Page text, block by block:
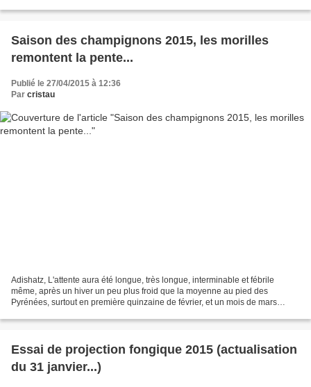
Saison des champignons 2015, les morilles
remontent la pente...
Publié le 27/04/2015 à 12:36
Par cristau
Adishatz, L'attente aura été longue, très longue, interminable et fébrile
même, après un hiver un peu plus froid que la moyenne au pied des
Pyrénées, surtout en première quinzaine de février, et un mois de mars
Essai de projection fongique 2015 (actualisation
du 31 janvier...)